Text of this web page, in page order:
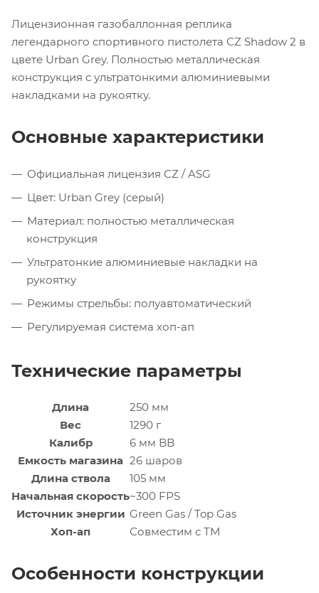
Лицензионная газобаллонная реплика
легендарного спортивного пистолета CZ Shadow 2 в
цвете Urban Grey. Полностью металлическая
конструкция с ультратонкими алюминиевыми
накладками на рукоятку.
Основные характеристики
Официальная лицензия CZ / ASG
Цвет: Urban Grey (серый)
Материал: полностью металлическая
конструкция
Ультратонкие алюминиевые накладки на
рукоятку
Режимы стрельбы: полуавтоматический
Регулируемая система хоп-ап
Технические параметры
Длина
250 мм
Вес
1290 г
Калибр
6 мм BB
Емкость магазина 26 шаров
Длина ствола
105 мм
Начальная скорость~300 FPS
Источник энергии Green Gas / Top Gas
Хоп-ап
Совместим с TM
Особенности конструкции